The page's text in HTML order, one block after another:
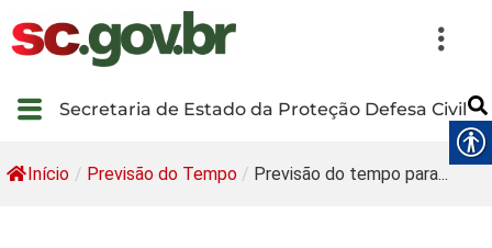
Secretaria de Estado da Proteção Defesa Civil
Início / Previsão do Tempo / Previsão do tempo para...